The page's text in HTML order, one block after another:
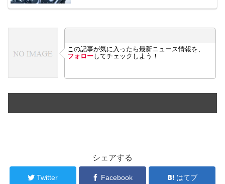
この記事が気に入ったら最新ニュース情報を、
フォローしてチェックしよう！
シェアする
Twitter Facebook はてブ